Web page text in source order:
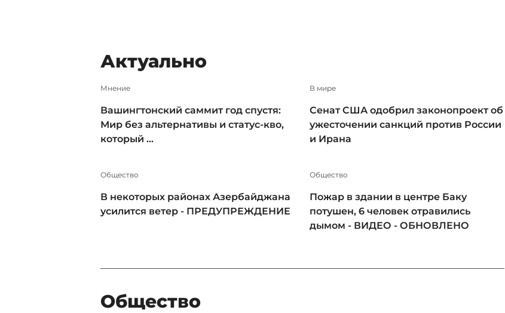
Актуально
Мнение
Вашингтонский саммит год спустя:
Мир без альтернативы и статус-кво,
который ...
В мире
Сенат США одобрил законопроект об
ужесточении санкций против России
и Ирана
Общество
В некоторых районах Азербайджана
усилится ветер - ПРЕДУПРЕЖДЕНИЕ
Общество
Пожар в здании в центре Баку
потушен, 6 человек отравились
дымом - ВИДЕО - ОБНОВЛЕНО
Общество